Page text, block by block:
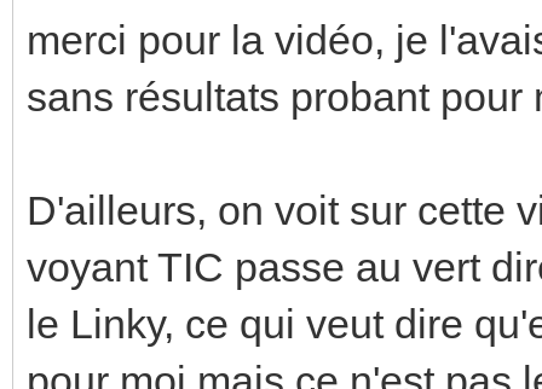
merci pour la vidéo, je
sans résultats probant pour
D'ailleurs, on voit sur cette
voyant TIC passe au vert
le Linky, ce qui veut dire